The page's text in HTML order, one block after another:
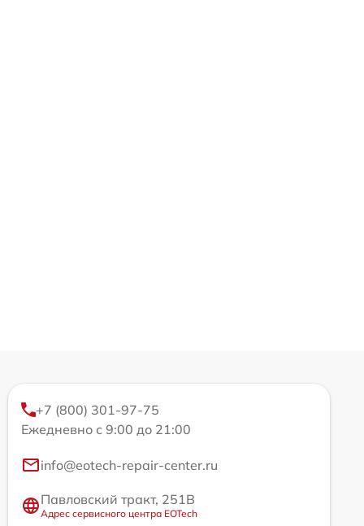
+7 (800) 301-97-75
Ежедневно с 9:00 до 21:00
info@eotech-repair-center.ru
Павловский тракт, 251В
Адрес сервисного центра EOTech